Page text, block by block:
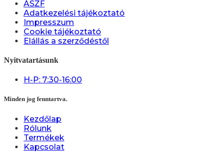
ÁSZF
Adatkezelési tájékoztató
Impresszum
Cookie tájékoztató
Elállás a szerződéstől
Nyitvatartásunk
H-P: 7:30-16:00
Minden jog fenntartva.
Kezdőlap
Rólunk
Termékek
Kapcsolat